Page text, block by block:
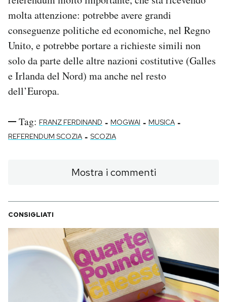
molta attenzione: potrebbe avere grandi
conseguenze politiche ed economiche, nel Regno
Unito, e potrebbe portare a richieste simili non
solo da parte delle altre nazioni costitutive (Galles
e Irlanda del Nord) ma anche nel resto
dell’Europa.
Tag: FRANZ FERDINAND - MOGWAI - MUSICA -
REFERENDUM SCOZIA - SCOZIA
Mostra i commenti
CONSIGLIATI